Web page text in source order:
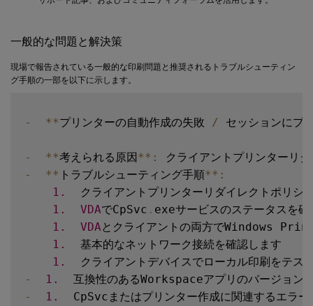
一般的な問題と解決策
現場で報告されている一般的な印刷問題と推奨されるトラブルシューティン
グ手順の一部を以下に示します。
- **プリンターの自動作成の失敗 / セッションにプ
- **考えられる原因** :
クライアントプリンターリ
-
** トラブルシューティング手順** :
1.
クライアントプリンターリダイレクトポリシ
1.
VDAでCpSvc . exeサービスのステータスを
1.
VDA とクライアントの両方でWindows
1.
  基本的なネットワーク接続を確認します
1.
-
1.
-
1.
CpSvcまたはプリンター作成に関連するエラー